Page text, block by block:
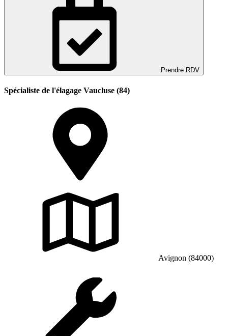
Prendre RDV
Spécialiste de l'élagage Vaucluse (84)
Avignon (84000)